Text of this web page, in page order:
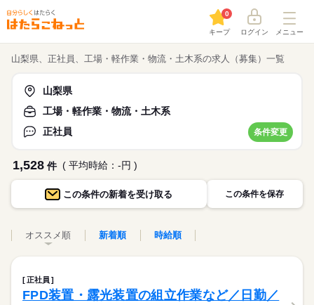
キープ
0
ログイン メニュー
山梨県、正社員、工場・軽作業・物流・土木系の求人（募集）一覧
山梨県
工場・軽作業・物流・土木系
正社員
条件変更
1,528 件 ( 平均時給：-円 )
この条件の新着を受け取る この条件を保存
オススメ順 新着順 時給順
正社員
FPD装置・露光装置の組立作業など／日勤／